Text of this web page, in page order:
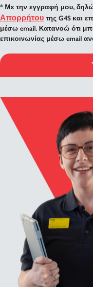
* Με την εγγραφή μου,
Απορρήτου της G4S και
μέσω email. Κατανοώ ότι
επικοινωνίας μέσω email